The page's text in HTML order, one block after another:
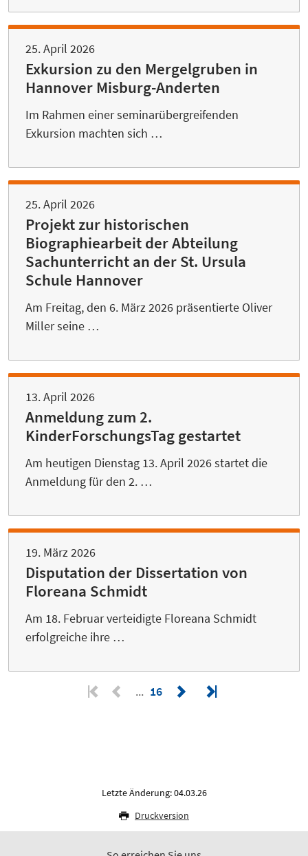
25. April 2026
Exkursion zu den Mergelgruben in
Hannover Misburg-Anderten
Im Rahmen einer seminarübergreifenden
Exkursion machten sich …
25. April 2026
Projekt zur historischen
Biographiearbeit der Abteilung
Sachunterricht an der St. Ursula
Schule Hannover
Am Freitag, den 6. März 2026 präsentierte Oliver
Miller seine …
13. April 2026
Anmeldung zum 2.
KinderForschungsTag gestartet
Am heutigen Dienstag 13. April 2026 startet die
Anmeldung für den 2. …
19. März 2026
Disputation der Dissertation von
Floreana Schmidt
Am 18. Februar verteidigte Floreana Schmidt
erfolgreiche ihre …
16
Letzte Änderung: 04.03.26
Druckversion